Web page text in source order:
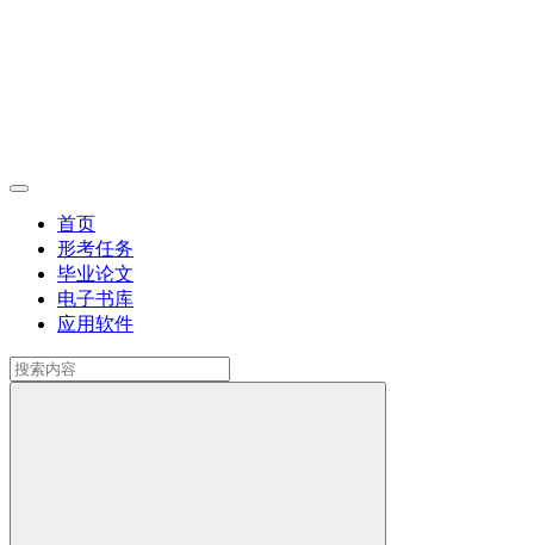
首页
形考任务
毕业论文
电子书库
应用软件